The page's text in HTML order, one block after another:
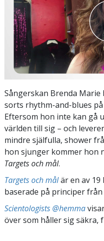
Sångerskan Brenda
sorts rhythm-and-blues
Eftersom hon inte kan gå
världen till sig – och
mindre själfulla, shower
hon sjunger kommer hon
Targets och mål.
Targets och målär en av 19
baserade på principer från
Scientologists @hemma
över som håller sig säkra,